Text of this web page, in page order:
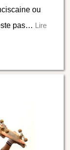
ou
pas… Lire